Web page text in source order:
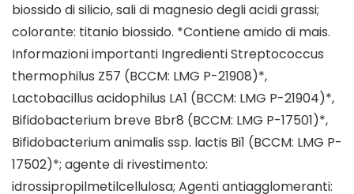
biossido di silicio, sali di magnesio degli acidi grassi;
colorante: titanio biossido. *Contiene amido di mais.
Informazioni importanti Ingredienti Streptococcus
thermophilus Z57 (BCCM: LMG P-21908)*,
Lactobacillus acidophilus LA1 (BCCM: LMG P-21904)*,
Bifidobacterium breve Bbr8 (BCCM: LMG P-17501)*,
Bifidobacterium animalis ssp. lactis Bi1 (BCCM: LMG P-
17502)*; agente di rivestimento:
idrossipropilmetilcellulosa; Agenti antiagglomeranti: